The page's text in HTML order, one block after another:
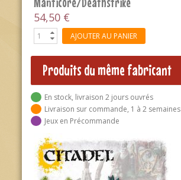
Produits du même fabricant
En stock, livraison 2 jours ouvrés
Livraison sur commande, 1 à 2 semaines
Jeux en Précommande